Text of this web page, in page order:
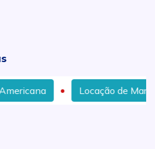
Locação de Martelo